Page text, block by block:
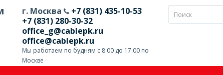
г. Москва
+7 (831) 435-10-53
+7 (831) 280-30-32
office_g@cablepk.ru
office@cablepk.ru
Мы работаем по будням с 8.00 до 17.00 по
Москве